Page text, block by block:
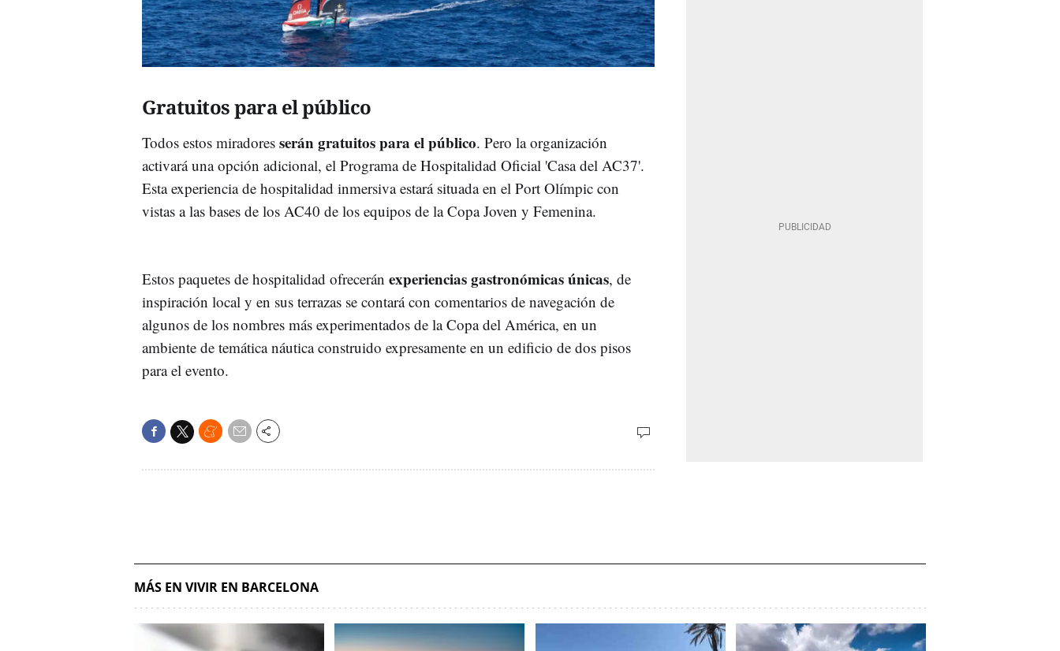
Gratuitos para el público
Todos estos miradores serán gratuitos para el público. Pero la organización
activará una opción adicional, el Programa de Hospitalidad Oficial 'Casa del AC37'.
Esta experiencia de hospitalidad inmersiva estará situada en el Port Olímpic con
vistas a las bases de los AC40 de los equipos de la Copa Joven y Femenina.
Estos paquetes de hospitalidad ofrecerán experiencias gastronómicas únicas, de
inspiración local y en sus terrazas se contará con comentarios de navegación de
algunos de los nombres más experimentados de la Copa del América, en un
ambiente de temática náutica construido expresamente en un edificio de dos pisos
para el evento.
MÁS EN VIVIR EN BARCELONA